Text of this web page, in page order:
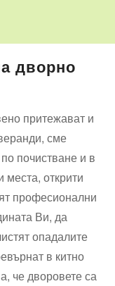
дворно
притежават и
сме
почистване и в
места, открити
професионални
Ви, да
опадалите
в китно
че дворовете са